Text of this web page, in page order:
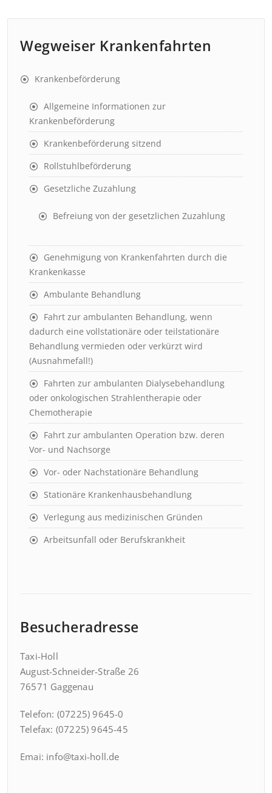
Wegweiser Krankenfahrten
Krankenbeförderung
Allgemeine Informationen zur
Krankenbeförderung
Krankenbeförderung sitzend
Rollstuhlbeförderung
Gesetzliche Zuzahlung
Befreiung von der gesetzlichen Zuzahlung
Genehmigung von Krankenfahrten durch die
Krankenkasse
Ambulante Behandlung
Fahrt zur ambulanten Behandlung, wenn
dadurch eine vollstationäre oder teilstationäre
Behandlung vermieden oder verkürzt wird
(Ausnahmefall!)
Fahrten zur ambulanten Dialysebehandlung
oder onkologischen Strahlentherapie oder
Chemotherapie
Fahrt zur ambulanten Operation bzw. deren
Vor- und Nachsorge
Vor- oder Nachstationäre Behandlung
Stationäre Krankenhausbehandlung
Verlegung aus medizinischen Gründen
Arbeitsunfall oder Berufskrankheit
Besucheradresse
Taxi-Holl
August-Schneider-Straße 26
76571 Gaggenau
Telefon: (07225) 9645-0
Telefax: (07225) 9645-45
Emai: info@taxi-holl.de